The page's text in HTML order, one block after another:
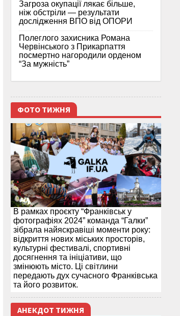
Загроза окупації лякає більше,
ніж обстріли — результати
дослідження ВПО від ОПОРИ
Полеглого захисника Романа
Червінського з Прикарпаття
посмертно нагородили орденом
“За мужність”
ФОТО ТИЖНЯ
В рамках проєкту “Франківськ у
фотографіях 2024” команда “Галки”
зібрала найяскравіші моменти року:
відкриття нових міських просторів,
культурні фестивалі, спортивні
досягнення та ініціативи, що
змінюють місто. Ці світлини
передають дух сучасного Франківська
та його розвиток.
АНЕКДОТ ТИЖНЯ